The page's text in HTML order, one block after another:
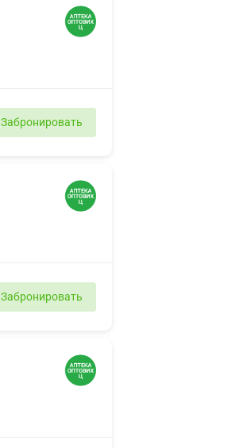
Забронировать
Забронировать